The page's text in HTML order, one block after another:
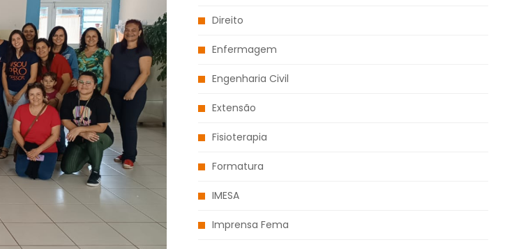
Direito
Enfermagem
Engenharia Civil
Extensão
Fisioterapia
Formatura
IMESA
Imprensa Fema